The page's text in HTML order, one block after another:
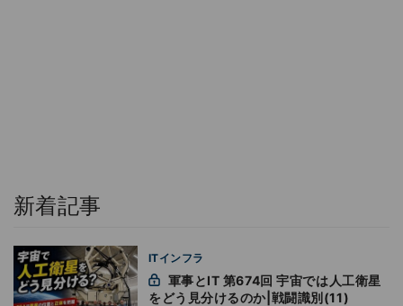
新着記事
ITインフラ
をどう見分けるのか|戦闘識別(11)